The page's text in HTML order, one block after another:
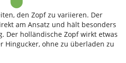
den Zopf zu variieren. Der
am Ansatz und hält besonders
Der holländische Zopf wirkt etwas
Hingucker, ohne zu überladen zu